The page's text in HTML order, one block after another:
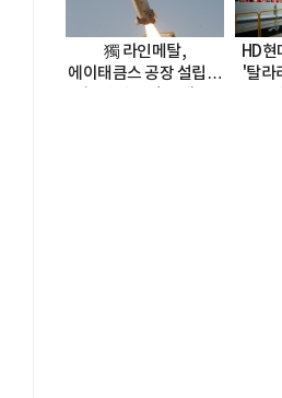
獨 라인메탈,
에이태큼스 공장 설립…
HD현
'탈라